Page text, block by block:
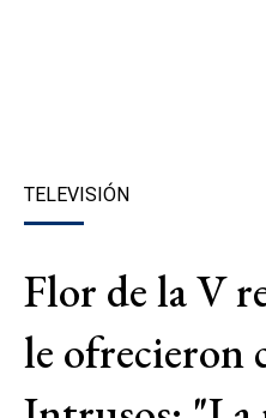
TELEVISIÓN
Flor de la V
le ofrecieron